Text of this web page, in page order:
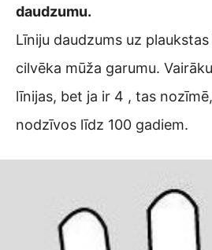
daudzumu.
Līniju daudzums uz
cilvēka mūža garumu.
līnijas, bet ja ir 4 , tas
nodzīvos līdz 100 gadiem.